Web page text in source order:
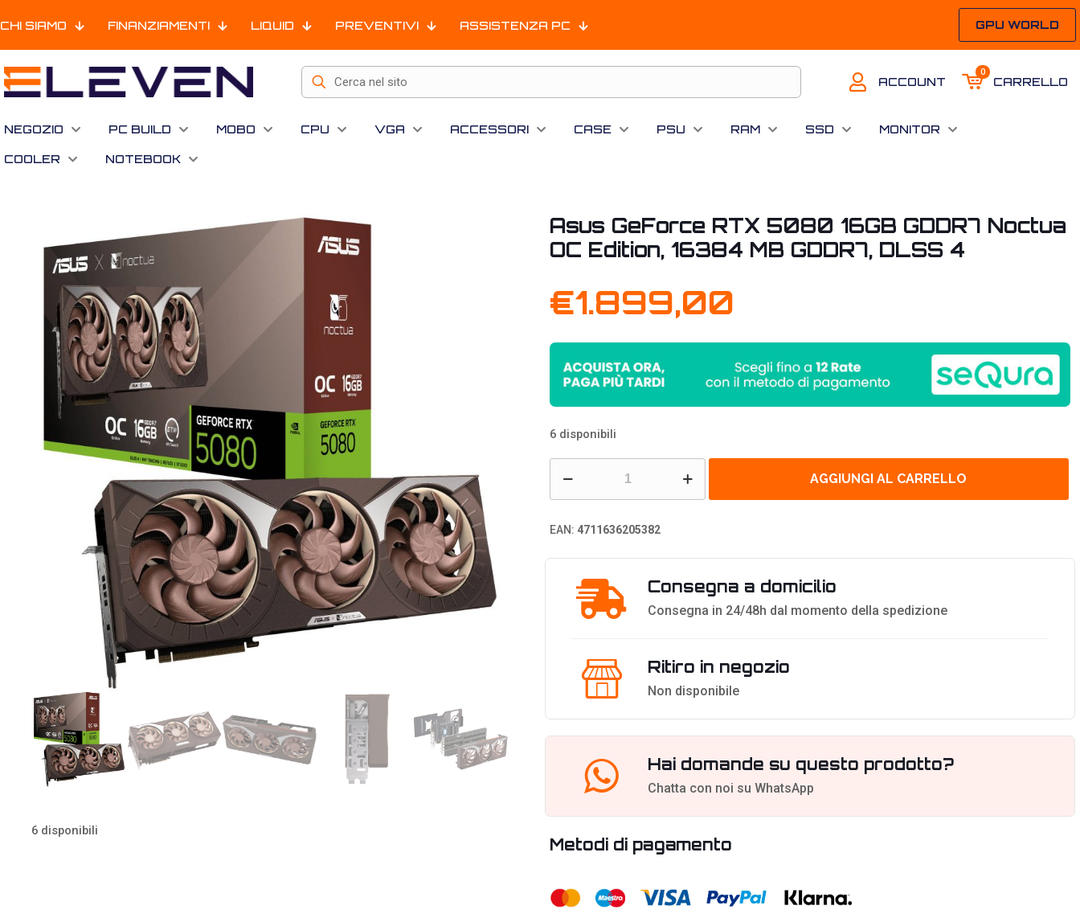
CHI SIAMO FINANZIAMENTI LIQUID PREVENTIVI ASSISTENZA PC GPU WORLD
ACCOUNT
0
CARRELLO
NEGOZIO PC BUILD MOBO CPU VGA ACCESSORI CASE PSU RAM SSD MONITOR
COOLER NOTEBOOK
6 disponibili
Asus GeForce RTX 5080 16GB GDDR7 Noctua
OC Edition, 16384 MB GDDR7, DLSS 4
€1.899,00
6 disponibili
5080
16GB
GDDR7
Noctua
Edition,
16384
quantità
AGGIUNGI AL CARRELLO
EAN: 4711636205382
Consegna a domicilio
Consegna in 24/48h dal momento della spedizione
Ritiro in negozio
Non disponibile
Hai domande su questo prodotto?
Chatta con noi su WhatsApp
Metodi di pagamento